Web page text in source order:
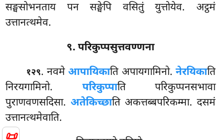
📜
सङ्घसोभनताय पन सङ्घेपि वसितुं युत्तोयेव. अट्ठमं
उत्तानत्थमेव.
९. परिकुप्पसुत्तवण्णना
१२९. नवमेआपायिकाति अपायगामिनो. नेरयिकाति
निरयगामिनो. परिकुप्पाति परिकुप्पनसभावा
पुराणवणसदिसा.अतेकिच्छाति अकत्तब्बपरिकम्मा. दसमं
उत्तानत्थमेवाति.